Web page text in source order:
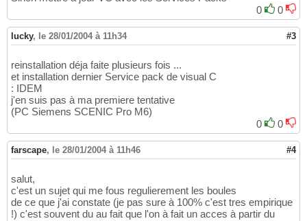
0
0
lucky, le 28/01/2004 à 11h34 #3
reinstallation déja faite plusieurs fois ...
et installation dernier Service pack de visual C
: IDEM
j'en suis pas à ma premiere tentative
(PC Siemens SCENIC Pro M6)
0
0
farscape, le 28/01/2004 à 11h46 #4
salut,
c'est un sujet qui me fous regulierement les boules
de ce que j'ai constate (je pas sure à 100% c'est tres empirique
!) c'est souvent du au fait que l'on à fait un acces à partir du